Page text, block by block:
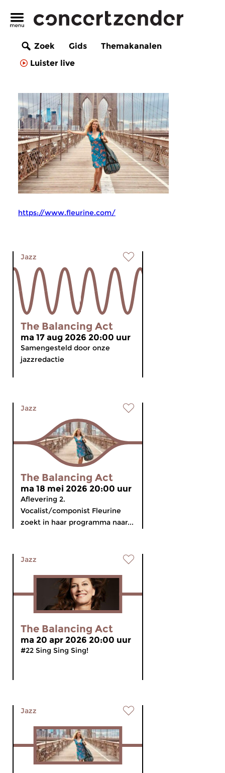
Zoek Gids
Themakanalen
Luister live
https://www.fleurine.com/
Jazz
The Balancing Act
ma 17 aug 2026 20:00 uur
Samengesteld door onze
jazzredactie
Jazz
The Balancing Act
ma 18 mei 2026 20:00 uur
Aflevering 2.
Vocalist/componist Fleurine
zoekt in haar programma naar...
Jazz
The Balancing Act
ma 20 apr 2026 20:00 uur
#22 Sing Sing Sing!
Jazz